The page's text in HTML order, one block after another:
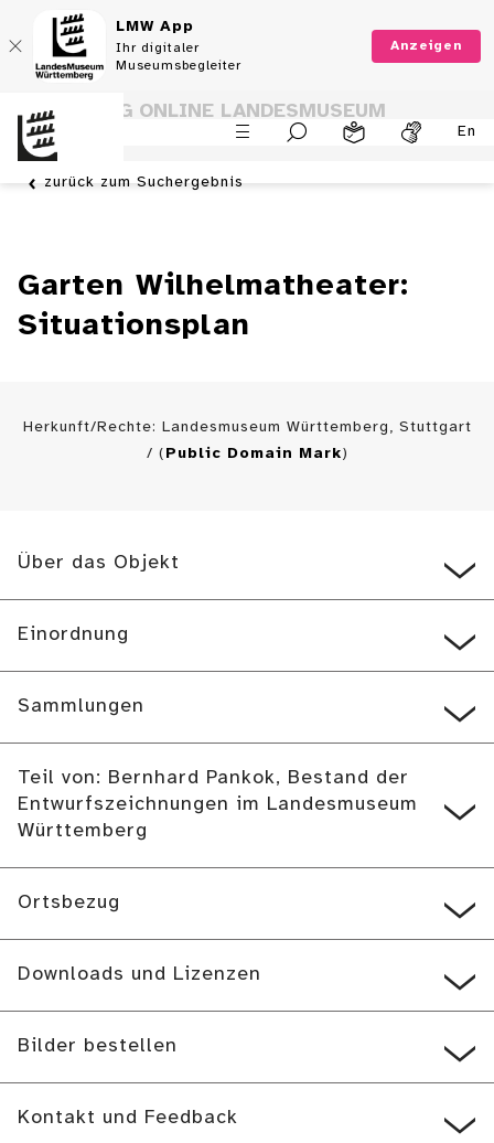
LMW App
Ihr digitaler
Museumsbegleiter
Anzeigen
En
SAMMLUNG ONLINE LANDESMUSEUM
WÜRTTEMBERG
zurück zum Suchergebnis
Garten Wilhelmatheater:
Situationsplan
Herkunft/Rechte: Landesmuseum Württemberg, Stuttgart
/ ( Public Domain Mark)
Über das Objekt
Einordnung
Sammlungen
Teil von: Bernhard Pankok, Bestand der
Entwurfszeichnungen im Landesmuseum
Württemberg
Ortsbezug
Downloads und Lizenzen
Bilder bestellen
Kontakt und Feedback